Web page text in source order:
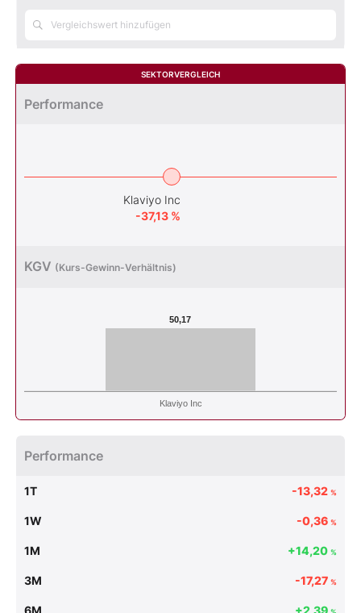
SEKTORVERGLEICH
Performance
Klaviyo Inc
-37,13 %
KGV (Kurs-Gewinn-Verhältnis)
50,17
Klaviyo Inc
Performance
1T -13,32 %
1W -0,36 %
1M +14,20 %
3M -17,27 %
6M +2,39